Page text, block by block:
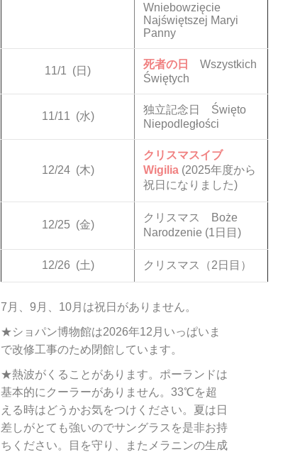
Wniebowzięcie
Najświętszej Maryi
Panny
11/1 (日)
死者の日
Wszystkich
Świętych
11/11 (水)
独立記念日 Święto
Niepodległości
12/24 (木)
クリスマスイブ
Wigilia (2025年度から
祝日になりました)
12/25 (金)
クリスマス Boże
Narodzenie (1日目)
12/26 (土) クリスマス（2日目）
7月、9月、10月は祝日がありません。
★ショパン博物館は2026年12月いっぱいま
で改修工事のため閉館しています。
★熱波がくることがあります。ポーランドは
基本的にクーラーがありません。33℃を超
える時はどうかお気をつけください。夏は日
差しがとても強いのでサングラスを是非お持
ちください。目を守り、またメラニンの生成